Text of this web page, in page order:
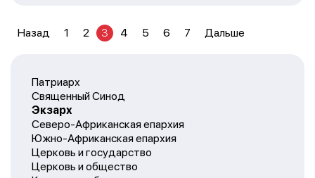
Патриарх
Священный Синод
Экзарх
Северо-Африканская епархия
Южно-Африканская епархия
Церковь и государство
Церковь и общество
Назад 1 2 3 4 5 6 7 Дальше